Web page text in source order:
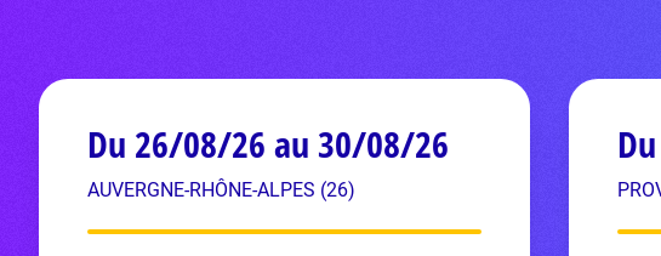
Du 26/08/26 au 30/08/26
AUVERGNE-RHÔNE-ALPES (26)